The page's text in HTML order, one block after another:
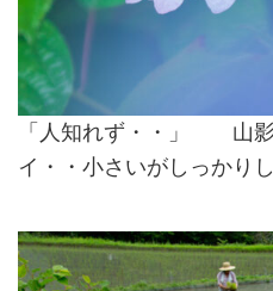
「人知れず・・」 山影
イ・・小さいがしっかり